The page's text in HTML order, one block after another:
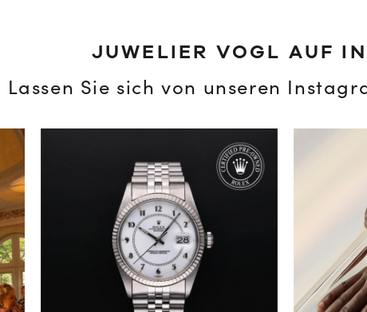
JUWELIER VOGL AUF
Lassen Sie sich von unseren